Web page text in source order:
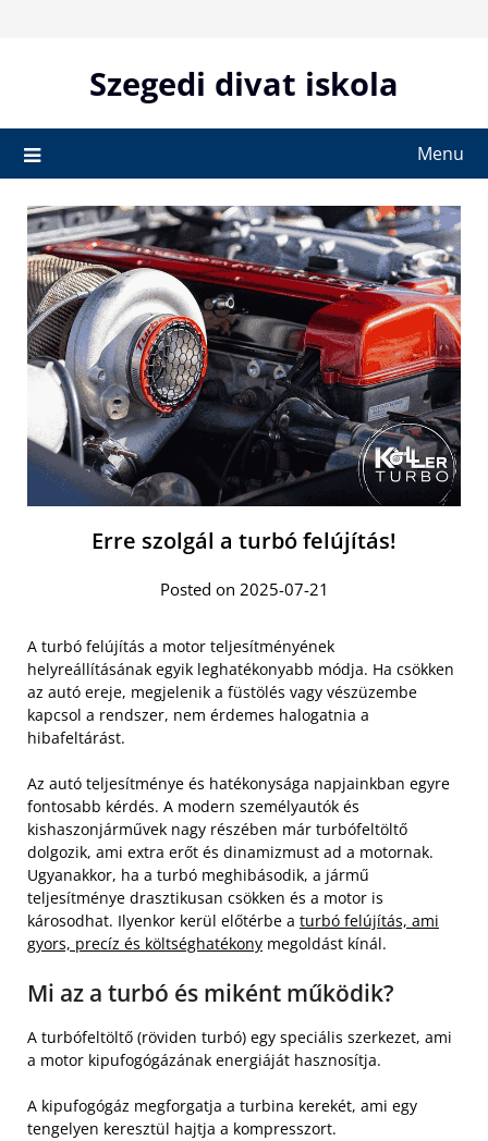
Szegedi divat iskola
Menu
Erre szolgál a turbó felújítás!
Posted on 2025-07-21
A turbó felújítás a motor teljesítményének
helyreállításának egyik leghatékonyabb módja. Ha csökken
az autó ereje, megjelenik a füstölés vagy vészüzembe
kapcsol a rendszer, nem érdemes halogatnia a
hibafeltárást.
Az autó teljesítménye és hatékonysága napjainkban egyre
fontosabb kérdés. A modern személyautók és
kishaszonjárművek nagy részében már turbófeltöltő
dolgozik, ami extra erőt és dinamizmust ad a motornak.
Ugyanakkor, ha a turbó meghibásodik, a jármű
teljesítménye drasztikusan csökken és a motor is
károsodhat. Ilyenkor kerül előtérbe a turbó felújítás, ami
gyors, precíz és költséghatékony megoldást kínál.
Mi az a turbó és miként működik?
A turbófeltöltő (röviden turbó) egy speciális szerkezet, ami
a motor kipufogógázának energiáját hasznosítja.
A kipufogógáz megforgatja a turbina kerekét, ami egy
tengelyen keresztül hajtja a kompresszort.